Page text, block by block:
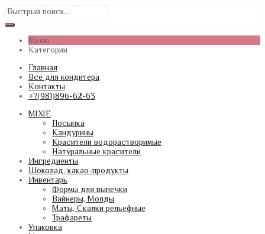
Меню
Категории
Главная
Все для кондитера
Контакты
+7(981)896-62-63
MIXIE
Посыпка
Кандурины
Красители водорастворимые
Натуральные красители
Ингредиенты
Шоколад, какао-продукты
Инвентарь
Формы для выпечки
Вайнеры, Молды
Маты, Скалки рельефные
Трафареты
Упаковка